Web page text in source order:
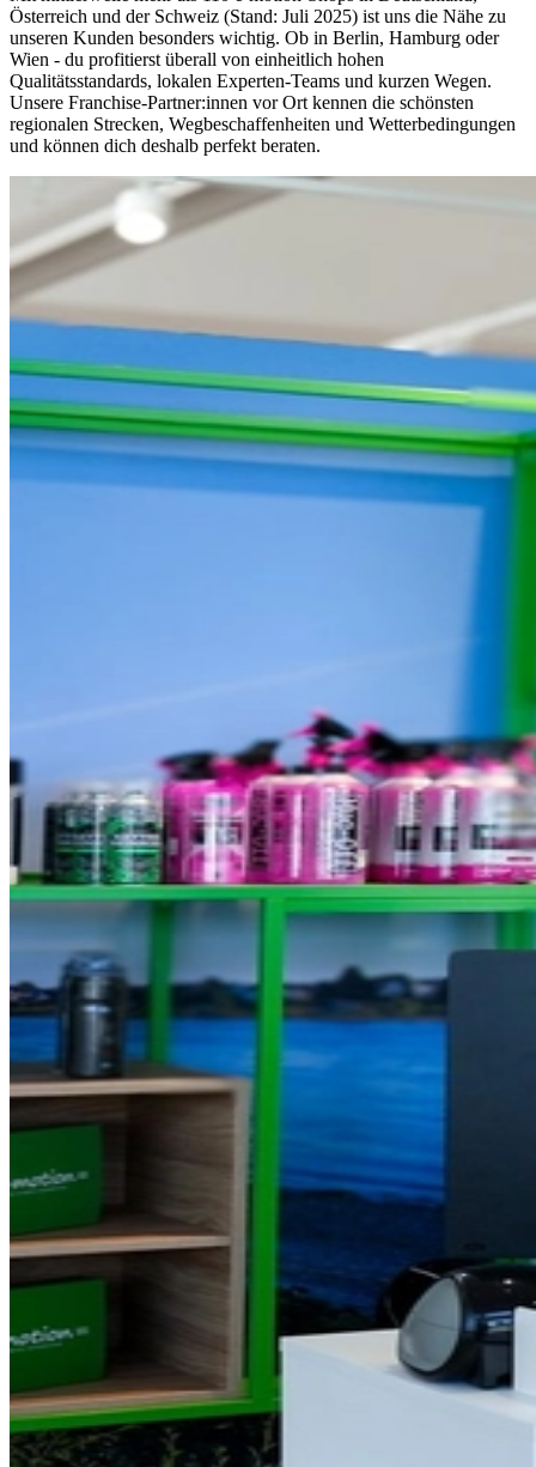
Österreich und der Schweiz (Stand: Juli 2025) ist uns die Nähe zu
unseren Kunden besonders wichtig. Ob in Berlin, Hamburg oder
Wien - du profitierst überall von einheitlich hohen
Qualitätsstandards, lokalen Experten-Teams und kurzen Wegen.
Unsere Franchise‑Partner:innen vor Ort kennen die schönsten
regionalen Strecken, Wegbeschaffenheiten und Wetterbedingungen
und können dich deshalb perfekt beraten.